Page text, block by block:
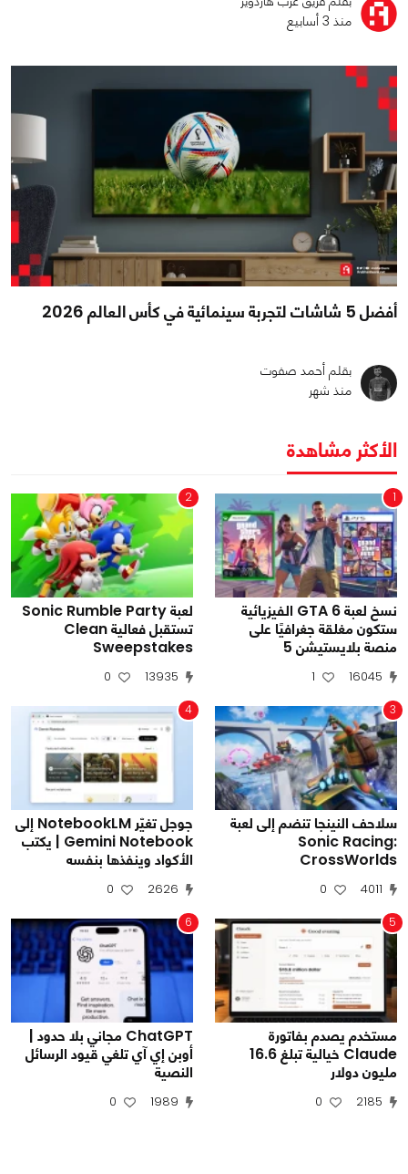
منذ 3 أسابيع
أفضل 5 شاشات لتجربة سينمائية في كأس العالم 2026
بقلم أحمد صفوت
منذ شهر
الأكثر مشاهدة
1
نسخ لعبة GTA 6 الفيزيائية
ستكون مغلقة جغرافيًا على
منصة بلايستيشن 5
16045
1
2
لعبة Sonic Rumble Party
تستقبل فعالية Clean
Sweepstakes
13935
0
3
سلاحف النينجا تنضم إلى لعبة
Sonic Racing:
CrossWorlds
4011
0
4
جوجل تغيّر NotebookLM إلى
Gemini Notebook | يكتب
الأكواد وينفذها بنفسه
2626
0
5
مستخدم يصدم بفاتورة
Claude خيالية تبلغ 16.6
مليون دولار
2185
0
6
ChatGPT مجاني بلا حدود |
أوبن إي آي تلغي قيود الرسائل
النصية
1989
0